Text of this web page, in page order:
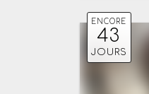
ENCORE
43
JOURS